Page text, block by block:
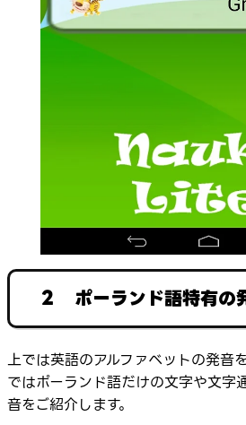
２ ポーランド語特有の
上では英語のアルファベットの発音
ではポーランド語だけの文字や文字
音をご紹介します。